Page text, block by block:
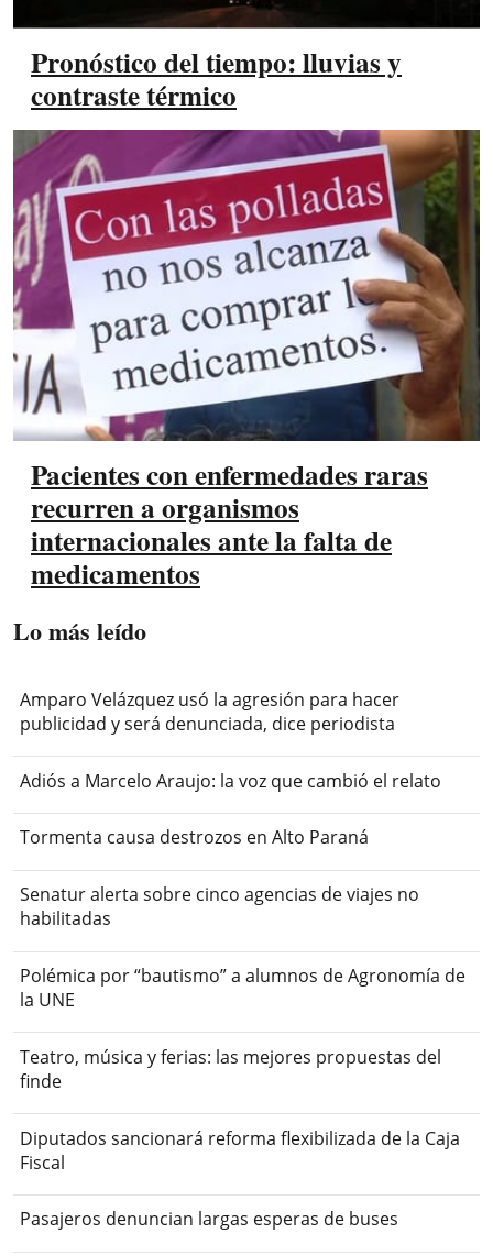
Pronóstico del tiempo: lluvias y
contraste térmico
Pacientes con enfermedades raras
recurren a organismos
internacionales ante la falta de
medicamentos
Lo más leído
Amparo Velázquez usó la agresión para hacer
publicidad y será denunciada, dice periodista
Adiós a Marcelo Araujo: la voz que cambió el relato
Tormenta causa destrozos en Alto Paraná
Senatur alerta sobre cinco agencias de viajes no
habilitadas
Polémica por “bautismo” a alumnos de Agronomía de
la UNE
Teatro, música y ferias: las mejores propuestas del
finde
Diputados sancionará reforma flexibilizada de la Caja
Fiscal
Pasajeros denuncian largas esperas de buses